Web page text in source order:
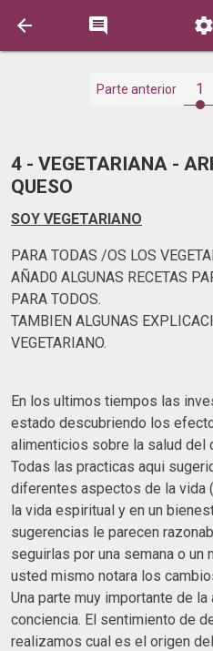
  
Parte anterior 1
4 - VEGETARIANA -
QUESO
SOY VEGETARIANO
PARA TODAS /OS LOS
AÑAD0 ALGUNAS RECETAS
PARA TODOS.
TAMBIEN ALGUNAS
VEGETARIANO.
En los ultimos tiempos las
estado descubriendo los
alimenticios sobre la salud del
Todas las practicas aqui
diferentes aspectos de la vida
la vida espiritual y en un
sugerencias le parecen
seguirlas por una semana o un
usted mismo notara los
Una parte muy importante de
conciencia. El sentimiento de
realizamos cual es el origen